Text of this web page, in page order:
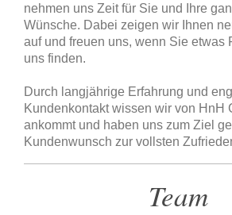
nehmen uns Zeit für Sie und Ihre
Wünsche. Dabei zeigen wir Ihnen
auf und freuen uns, wenn Sie etwas
uns finden.
Durch langjährige Erfahrung und
Kundenkontakt wissen wir von HnH
ankommt und haben uns zum Ziel
Kundenwunsch zur vollsten
Team